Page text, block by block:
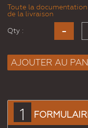
Toute la
de la livraison
Qty :
AJOUTER AU
1